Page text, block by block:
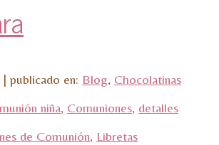
| publicado en: Blog, Chocolatinas
niña, Comuniones, detalles
de Comunión, Libretas